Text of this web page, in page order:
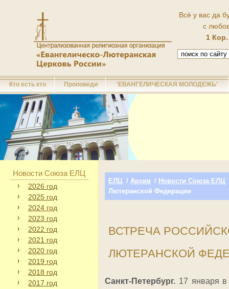
Всё у вас да
с
1
Кто есть кто Проповеди 'ЕВАНГЕЛИЧЕСКАЯ МОЛОДЕЖЬ'
Новости Союза ЕЛЦ
2026 год
2025 год
2024 год
2023 год
2022 год
2021 год
2020 год
2019 год
2018 год
2017 год
ЕЛЦ / Архив / Новости Союза ЕЛЦ
Лютеранской Федерации
ВСТРЕЧА
ЛЮТЕРАНСКОЙ
Санкт-Петербург. 17 января в